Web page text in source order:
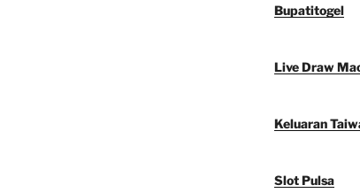
Bupatitogel
Live Draw
Keluaran
Slot Pulsa